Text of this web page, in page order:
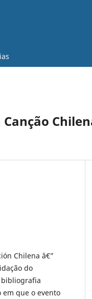
Chilena â€”
do
em que o evento